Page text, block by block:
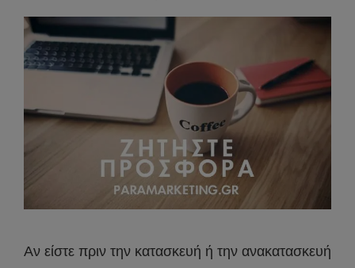
Αν είστε πριν την κατασκευή ή την ανακατασκευή